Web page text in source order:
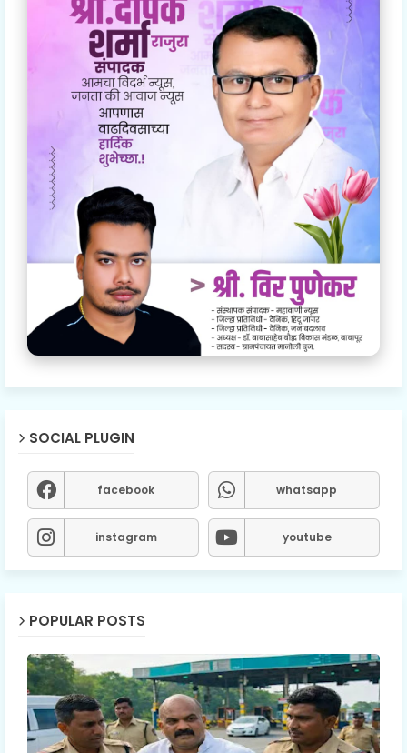
SOCIAL PLUGIN
facebook whatsapp
instagram youtube
POPULAR POSTS